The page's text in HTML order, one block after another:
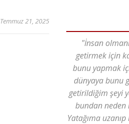
Temmuz 21, 2025
"İnsan
getirmek için
bunu yapmak
dünyaya bunu
getirildiğim şeyi
bundan neden
Yatağıma